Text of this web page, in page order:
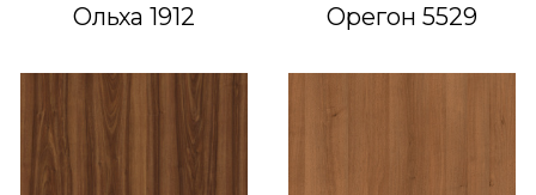
Ольха 1912 Орегон 5529